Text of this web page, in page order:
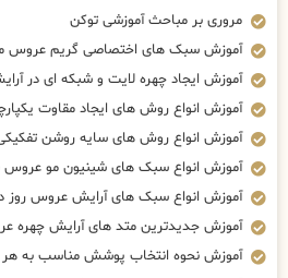
مروری بر مباحث آموزشی توکن
آموزش سبک های اختصاصی گریم عروس متد 2023-
آموزش ایجاد چهره لایت و شبکه ای در
آموزش انواع روش های ایجاد مقاوت
آموزش انواع روش های سایه روشن
آموزش انواع سبک های شینیون مو عروس
آموزش انواع سبک های آرایش عروس روز
آموزش جدیدترین متد های آرایش چهره
آموزش نحوه انتخاب پوشش مناسب به هر